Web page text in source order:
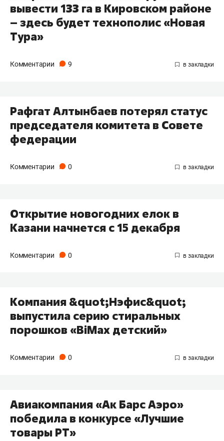
вывести 133 га в Кировском районе
– здесь будет технополис «Новая
Тура»
Комментарии 9
Рафгат Алтынбаев потерял статус
председателя комитета в Совете
федерации
Комментарии 0
Открытие новогодних елок в
Казани начнется с 15 декабря
Комментарии 0
Компания &quot;Нэфис&quot;
выпустила серию стиральных
порошков «BiMax детский»
Комментарии 0
Авиакомпания «Ак Барс Аэро»
победила в конкурсе «Лучшие
товары РТ»